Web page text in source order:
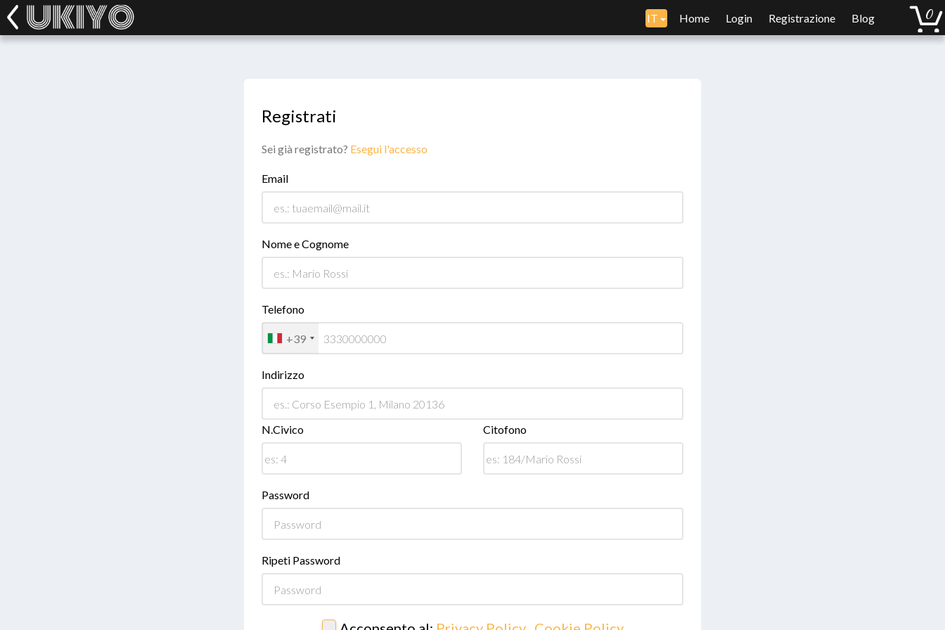
IT Home Login Registrazione Blog
Registrati
Sei già registrato? Esegui l'accesso
Email
Nome e Cognome
Telefono
+39
Indirizzo
N.Civico Citofono
Password
Ripeti Password